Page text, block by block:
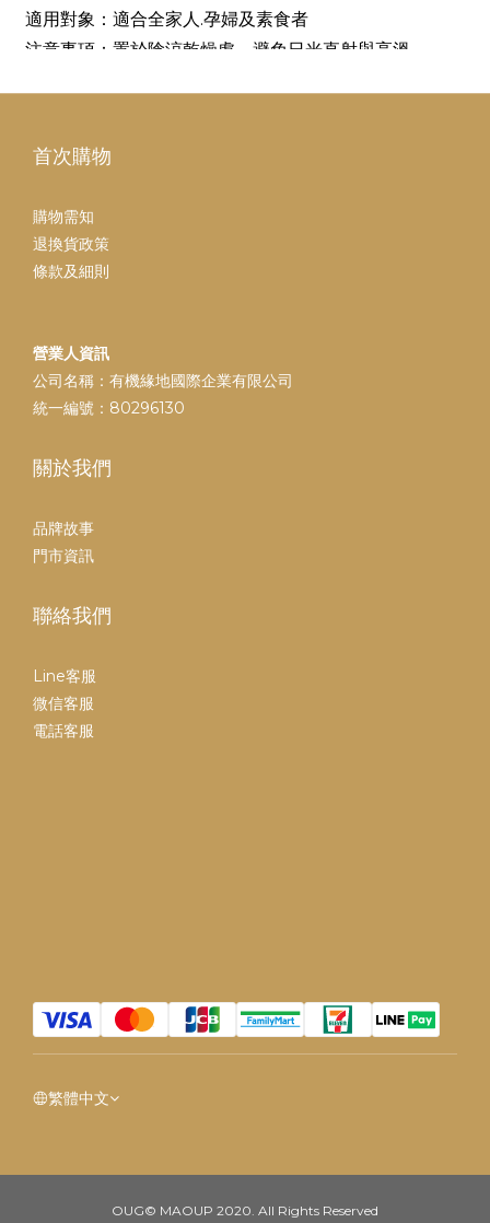
適用對象：適合全家人.孕婦及素食者
注意事項：置於陰涼乾燥處，避免日光直射與高溫。
首次購物
購物需知
退換貨政策
條款及細則
營業人資訊
公司名稱：有機緣地國際企業有限公司
統一編號：80296130
關於我們
品牌故事
門市資訊
聯絡我們
Line客服
微信客服
電話客服
繁體中文
OUG© MAOUP 2020. All Rights Reserved